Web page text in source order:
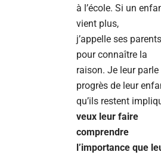
à l’école. Si un
vient plus,
j’appelle ses parents
pour connaître la
raison. Je leur parle
progrès de leur
qu’ils restent
veux leur faire
comprendre
l’importance que